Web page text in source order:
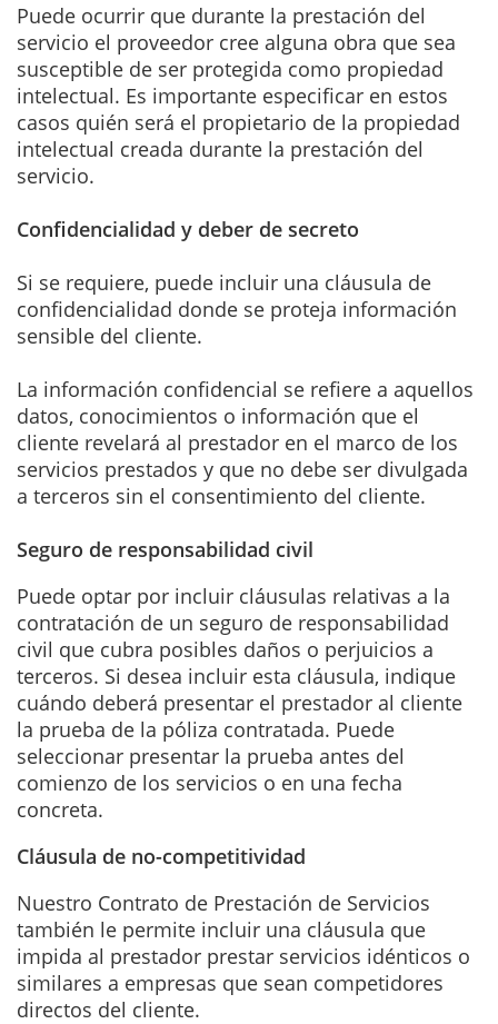
Puede ocurrir que durante la prestación del
servicio el proveedor cree alguna obra que sea
susceptible de ser protegida como propiedad
intelectual. Es importante especificar en estos
casos quién será el propietario de la propiedad
intelectual creada durante la prestación del
servicio.
Confidencialidad y deber de secreto
Si se requiere, puede incluir una cláusula de
confidencialidad donde se proteja información
sensible del cliente.
La información confidencial se refiere a aquellos
datos, conocimientos o información que el
cliente revelará al prestador en el marco de los
servicios prestados y que no debe ser divulgada
a terceros sin el consentimiento del cliente.
Seguro de responsabilidad civil
Puede optar por incluir cláusulas relativas a la
contratación de un seguro de responsabilidad
civil que cubra posibles daños o perjuicios a
terceros. Si desea incluir esta cláusula, indique
cuándo deberá presentar el prestador al cliente
la prueba de la póliza contratada. Puede
seleccionar presentar la prueba antes del
comienzo de los servicios o en una fecha
concreta.
Cláusula de no-competitividad
Nuestro Contrato de Prestación de Servicios
también le permite incluir una cláusula que
impida al prestador prestar servicios idénticos o
similares a empresas que sean competidores
directos del cliente.